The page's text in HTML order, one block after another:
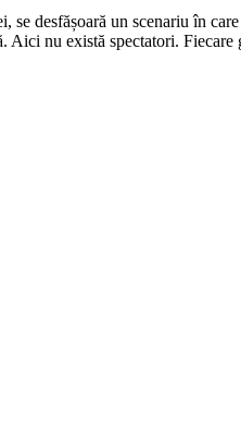
se desfășoară un scenariu în
nu există spectatori. Fiecare